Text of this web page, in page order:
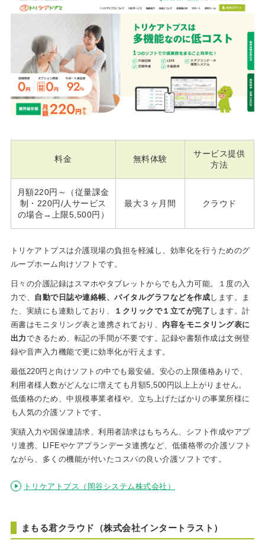
料金 無料体験
サービス提供
方法
月額220円～（従量課金
制・220円/人サービス
の場合→上限5,500円）
最大３ヶ月間 クラウド
トリケアトプスは介護現場の負担を軽減し、効率化を行うためのグ
ループホーム向けソフトです。
日々の介護記録はスマホやタブレットからでも入力可能。１度の入
力で、 自動で日誌や連絡帳、バイタルグラフなどを作成します。ま
た、実績にも連動しており、
１クリックで１立てが完了 します。計
画書はモニタリング表と連携されており、 内容をモニタリング表に
出力できるため、転記の手間が不要です。記録や書類作成は文例登
録や音声入力機能で更に効率化が行えます。
最低220円と向けソフトの中でも最安値。安心の上限価格ありで、
利用者様人数がどんなに増えても月額5,500円以上上がりません。
低価格のため、中規模事業者様や、立ち上げたばかりの事業所様に
も人気の介護ソフトです。
実績入力や国保連請求、利用者請求はもちろん、シフト作成やアプ
リ連携、LIFEやケアプランデータ連携など、低価格帯の介護ソフト
ながら、多くの機能が付いたコスパの良い介護ソフトです。
トリケアトプス（岡谷システム株式会社）
まもる君クラウド（株式会社インタートラスト）